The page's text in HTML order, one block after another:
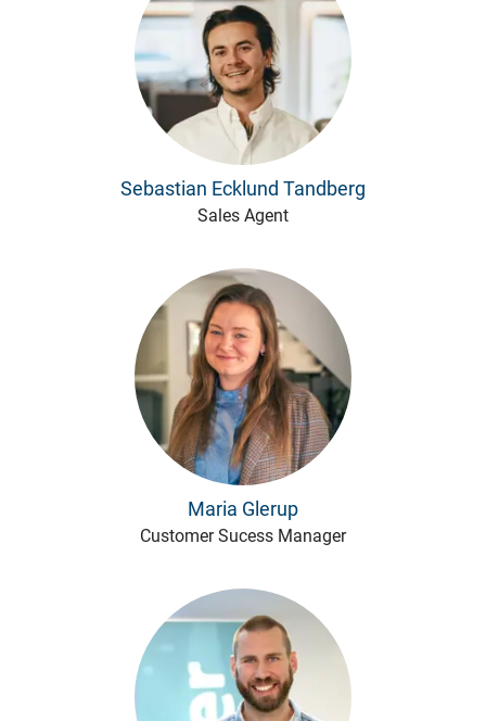
Sebastian Ecklund Tandberg
Sales Agent
Maria Glerup
Customer Sucess Manager